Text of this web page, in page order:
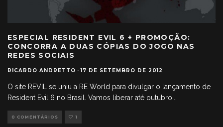
ESPECIAL RESIDENT EVIL 6 + PROMOÇÃO:
CONCORRA A DUAS CÓPIAS DO JOGO NAS
REDES SOCIAIS
RICARDO ANDRETTO · 17 DE SETEMBRO DE 2012
O site REVIL se uniu a RE World para divulgar o lançamento de
Resident Evil 6 no Brasil. Vamos liberar até outubro...
0 COMENTÁRIOS 1